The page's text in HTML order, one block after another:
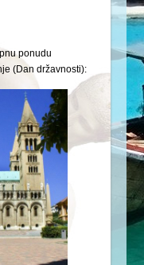
ponudu
(Dan državnosti):